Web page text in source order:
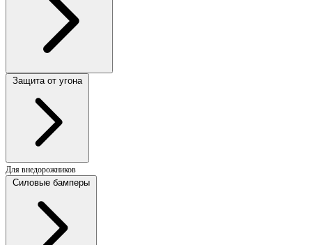
Защита от угона
Для внедорожников
Силовые бамперы